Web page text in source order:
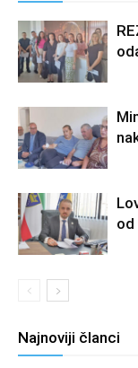
od
Najnoviji članci